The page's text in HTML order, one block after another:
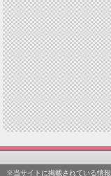
※当サイトに掲載されている情